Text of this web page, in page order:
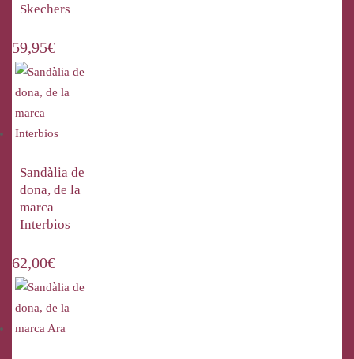
Skechers
59,95€
Sandàlia de
dona, de la
marca
Interbios
62,00€